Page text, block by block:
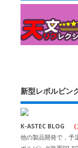
新型レボルビン
K-ASTEC BLOG
他の製品開発で，予